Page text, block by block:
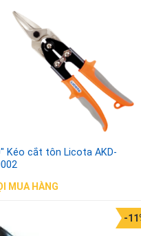
Kéo cắt tôn Licota AKD-
MUA HÀNG
-